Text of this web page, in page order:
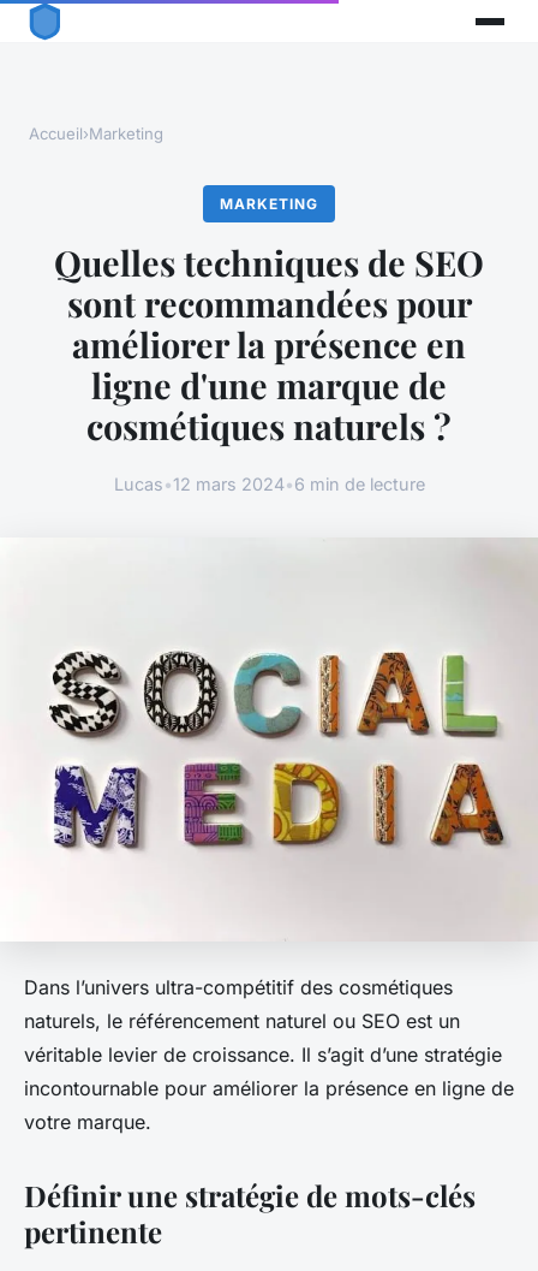
Accueil›Marketing
MARKETING
Quelles techniques de SEO
sont recommandées pour
améliorer la présence en
ligne d'une marque de
cosmétiques naturels ?
Lucas•12 mars 2024•6 min de lecture
Dans l’univers ultra-compétitif des cosmétiques
naturels, le référencement naturel ou SEO est un
véritable levier de croissance. Il s’agit d’une stratégie
incontournable pour améliorer la présence en ligne de
votre marque.
Définir une stratégie de mots-clés
pertinente